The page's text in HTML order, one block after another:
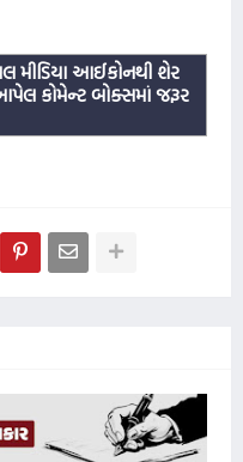
મીડિયા આઈકોનથી શેર
કોમેન્ટ બોક્સમાં જરૂર